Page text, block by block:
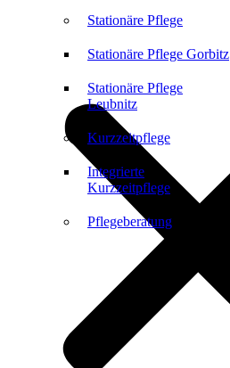
Stationäre Pflege
Stationäre Pflege Gorbitz
Stationäre Pflege
Leubnitz
Kurzzeitpflege
Integrierte
Kurzzeitpflege
Pflegeberatung